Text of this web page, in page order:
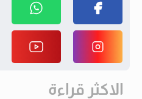
الاكثر قراءة